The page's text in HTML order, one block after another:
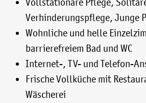
Verhinderungspflege, Junge
Wohnliche und helle
barrierefreiem Bad und WC
Internet-, TV- und Telefon-
Frische Vollküche mit
Wäscherei